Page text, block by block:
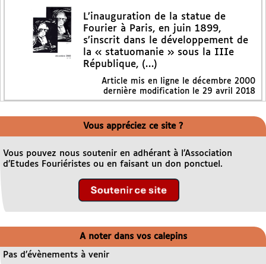
L’inauguration de la statue de
Fourier à Paris, en juin 1899,
s’inscrit dans le développement de
la « statuomanie » sous la IIIe
République, (…)
Article mis en ligne le décembre 2000
dernière modification le 29 avril 2018
Vous appréciez ce site ?
Vous pouvez nous soutenir en adhérant à l’Association
d’Etudes Fouriéristes ou en faisant un don ponctuel.
A noter dans vos calepins
Pas d’évènements à venir